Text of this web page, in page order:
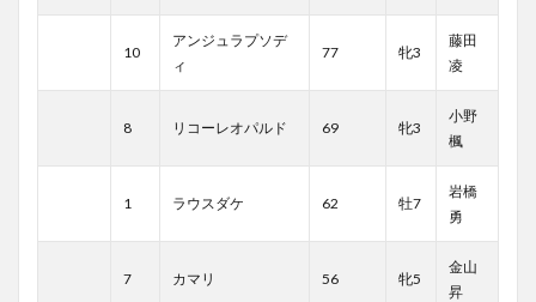
10
アンジュラプソデ
ィ
77 牝3
藤田
凌
8 リコーレオパルド 69 牝3
小野
楓
1 ラウスダケ 62 牡7
岩橋
勇
7 カマリ 56 牝5
金山
昇